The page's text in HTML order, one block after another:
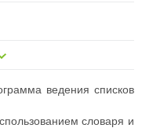
ведения списков
словаря и